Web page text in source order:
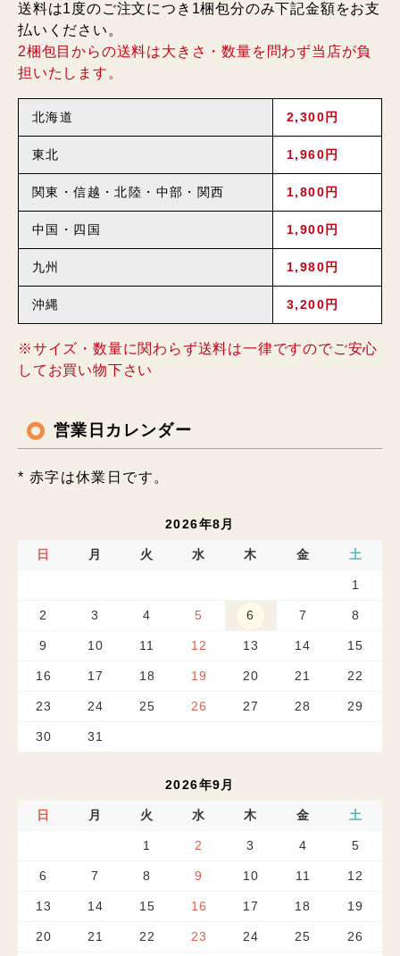
送料は1度のご注文につき1梱包分のみ下記金額をお支
払いください。
2梱包目からの送料は大きさ・数量を問わず当店が負
担いたします。
北海道 2,300円
東北 1,960円
関東・信越・北陸・中部・関西 1,800円
中国・四国 1,900円
九州 1,980円
沖縄 3,200円
※サイズ・数量に関わらず送料は一律ですのでご安心
してお買い物下さい
営業日カレンダー
* 赤字は休業日です。
2026年8月
日 月 火 水 木 金 土
1
2 3 4 5 6 7 8
9 10 11 12 13 14 15
16 17 18 19 20 21 22
23 24 25 26 27 28 29
30 31
2026年9月
日 月 火 水 木 金 土
1 2 3 4 5
6 7 8 9 10 11 12
13 14 15 16 17 18 19
20 21 22 23 24 25 26